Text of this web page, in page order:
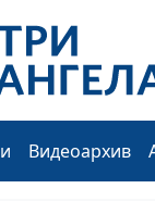
Видеоархив